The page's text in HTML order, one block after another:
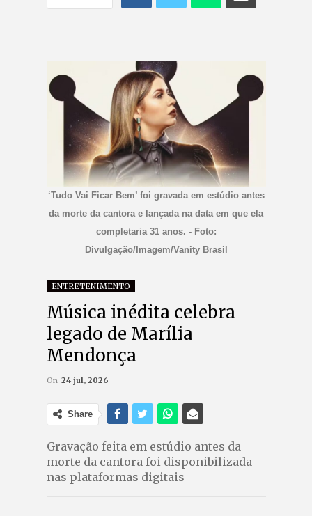
‘Tudo Vai Ficar Bem’ foi gravada em estúdio antes
da morte da cantora e lançada na data em que ela
completaria 31 anos. - Foto:
Divulgação/Imagem/Vanity Brasil
ENTRETENIMENTO
Música inédita celebra
legado de Marília
Mendonça
On 24 jul, 2026
Share
Gravação feita em estúdio antes da
morte da cantora foi disponibilizada
nas plataformas digitais